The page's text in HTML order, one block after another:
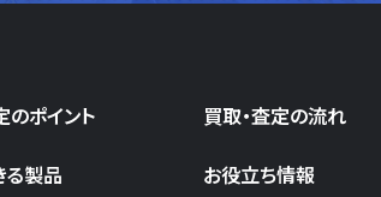
ポイント
る製品
買取・査定の流れ
お役立ち情報